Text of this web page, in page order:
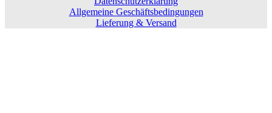
Allgemeine Geschäftsbedingungen
Lieferung & Versand